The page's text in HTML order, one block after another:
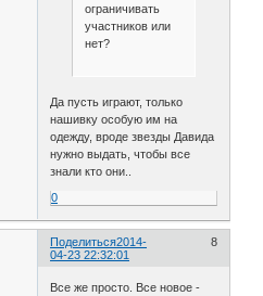
ограничивать
участников или
нет?
Да пусть играют, только
нашивку особую им на
одежду, вроде звезды Давида
нужно выдать, чтобы все
знали кто они..
0
Поделиться 8
2014-
04-23 22:32:01
Все же просто. Все новое -